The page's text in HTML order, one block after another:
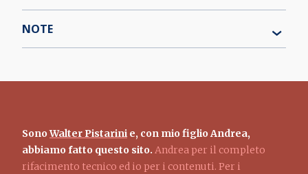
NOTE
SonoWalter Pistarini e, con mio figlio Andrea,
abbiamo fatto questo sito. Andrea per il completo
rifacimento tecnico ed io per i contenuti. Per i